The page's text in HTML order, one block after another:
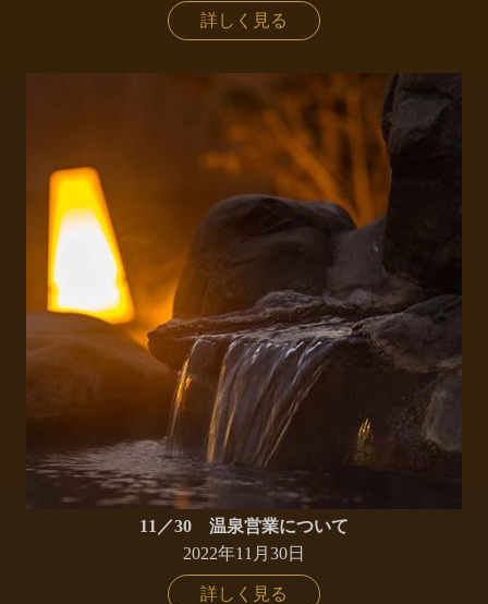
詳しく見る
11／30 温泉営業について
2022年11月30日
詳しく見る